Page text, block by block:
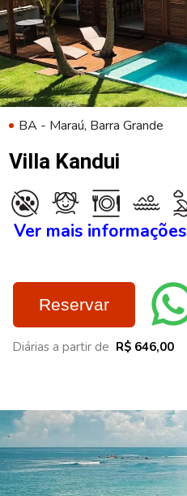
BA - Maraú, Barra Grande
Villa Kandui
Ver mais informações
Reservar
Diárias a partir de R$ 646,00